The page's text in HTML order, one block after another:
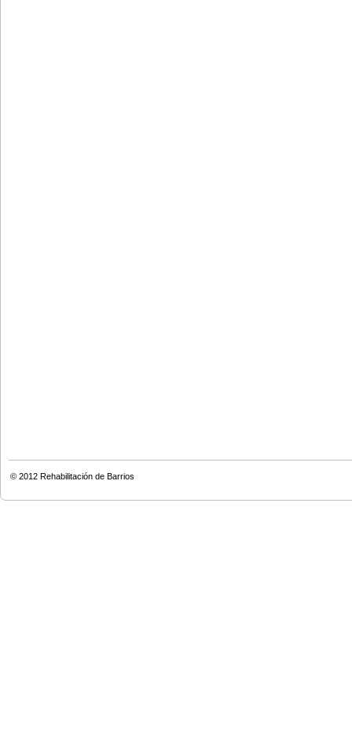
© 2012 Rehabilitación de Barrios